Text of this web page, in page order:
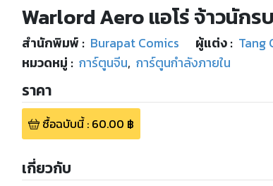
Warlord Aero แอโร่ จ้าวนักร
สำนักพิมพ์ : Burapat Comics ผู้แต่ง : Tang
หมวดหมู่ : การ์ตูนจีน, การ์ตูนกำลังภายใน
ราคา
ซื้อฉบับนี้: 60.00 ฿
เกี่ยวกับ